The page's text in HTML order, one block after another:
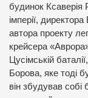
будинок Ксаверія
імперії,
автора проекту
крейсера
Цусімській
Борова, яке тоді
він збудував собі